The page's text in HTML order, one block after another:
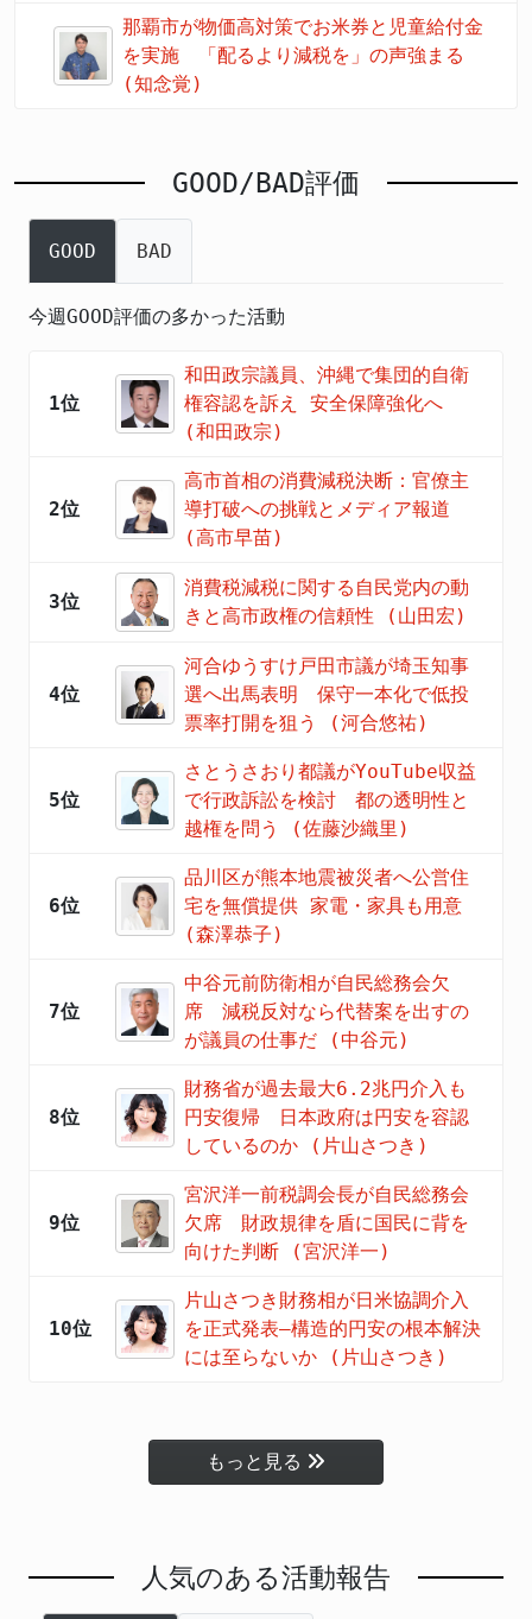
那覇市が物価高対策でお米券と児童給付金
を実施 「配るより減税を」の声強まる
(知念覚)
GOOD/BAD評価
GOOD BAD
今週GOOD評価の多かった活動
1位
和田政宗議員、沖縄で集団的自衛
権容認を訴え 安全保障強化へ
(和田政宗)
2位
高市首相の消費減税決断：官僚主
導打破への挑戦とメディア報道
(高市早苗)
3位
消費税減税に関する自民党内の動
きと高市政権の信頼性 (山田宏)
4位
河合ゆうすけ戸田市議が埼玉知事
選へ出馬表明 保守一本化で低投
票率打開を狙う (河合悠祐)
5位
さとうさおり都議がYouTube収益
で行政訴訟を検討 都の透明性と
越権を問う (佐藤沙織里)
6位
品川区が熊本地震被災者へ公営住
宅を無償提供 家電・家具も用意
(森澤恭子)
7位
中谷元前防衛相が自民総務会欠
席 減税反対なら代替案を出すの
が議員の仕事だ (中谷元)
8位
財務省が過去最大6.2兆円介入も
円安復帰 日本政府は円安を容認
しているのか (片山さつき)
9位
宮沢洋一前税調会長が自民総務会
欠席 財政規律を盾に国民に背を
向けた判断 (宮沢洋一)
10位
片山さつき財務相が日米協調介入
を正式発表―構造的円安の根本解決
には至らないか (片山さつき)
もっと見る
人気のある活動報告